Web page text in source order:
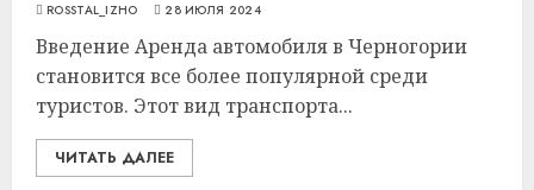
ROSSTAL_IZHO 28 ИЮЛЯ 2024
Введение Аренда автомобиля в Черногории
становится все более популярной среди
туристов. Этот вид транспорта...
ЧИТАТЬ ДАЛЕЕ